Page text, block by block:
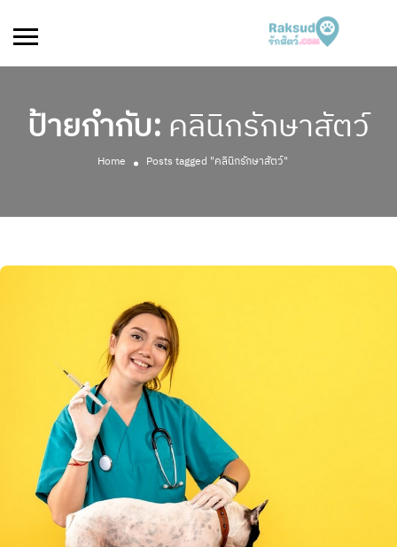
ป้ายกำกับ:คลินิกรักษาสัตว์
Home Posts tagged "คลินิกรักษาสัตว์"